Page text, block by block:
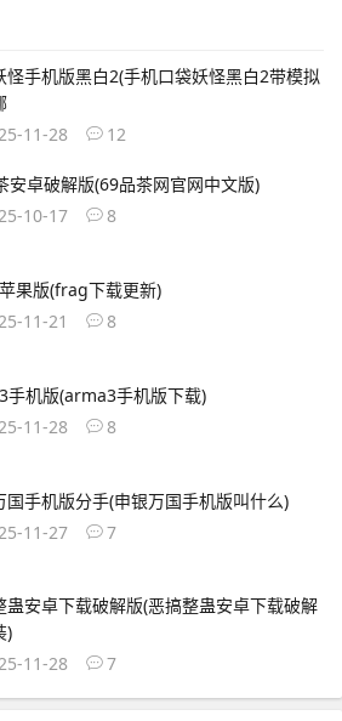
怪手机版黑白2(手机口袋妖怪黑白2带模拟
11-28
12
安卓破解版(69品茶网官网中文版)
10-17
8
果版(frag下载更新)
11-21
8
手机版(arma3手机版下载)
11-28
8
国手机版分手(申银万国手机版叫什么)
11-27
7
蛊安卓下载破解版(恶搞整蛊安卓下载破解
)
11-28
7